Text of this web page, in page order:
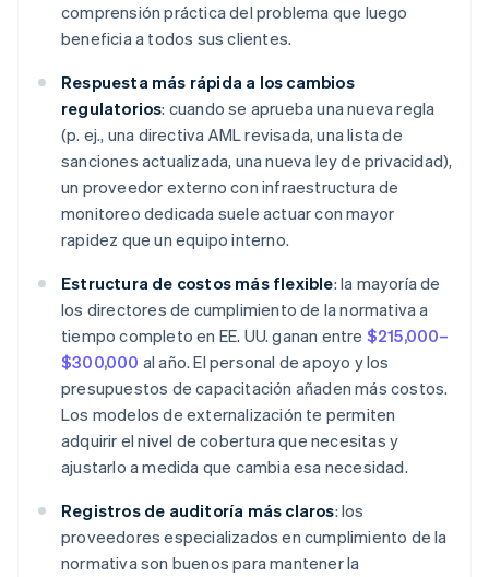
comprensión práctica del problema que luego
beneficia a todos sus clientes.
Respuesta más rápida a los cambios
regulatorios: cuando se aprueba una nueva regla
(p. ej., una directiva AML revisada, una lista de
sanciones actualizada, una nueva ley de privacidad),
un proveedor externo con infraestructura de
monitoreo dedicada suele actuar con mayor
rapidez que un equipo interno.
Estructura de costos más flexible: la mayoría de
los directores de cumplimiento de la normativa a
tiempo completo en EE. UU. ganan entre $215,000–
$300,000 al año. El personal de apoyo y los
presupuestos de capacitación añaden más costos.
Los modelos de externalización te permiten
adquirir el nivel de cobertura que necesitas y
ajustarlo a medida que cambia esa necesidad.
Registros de auditoría más claros: los
proveedores especializados en cumplimiento de la
normativa son buenos para mantener la